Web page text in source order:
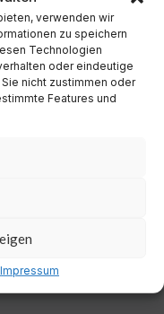
verwenden wir
zu speichern
Technologien
oder eindeutige
nicht zustimmen oder
Features und
Impressum